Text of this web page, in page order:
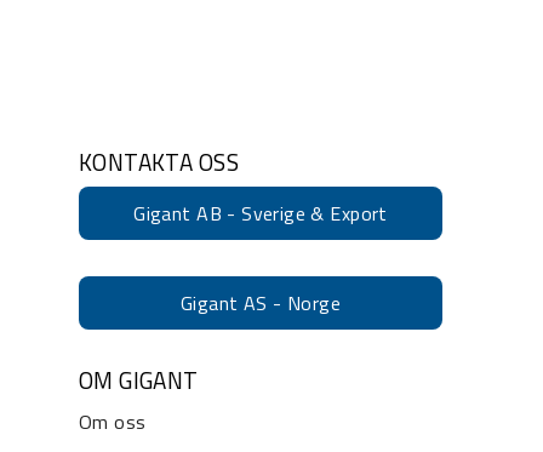
KONTAKTA OSS
Gigant AB - Sverige & Export
Gigant AS - Norge
OM GIGANT
Om oss